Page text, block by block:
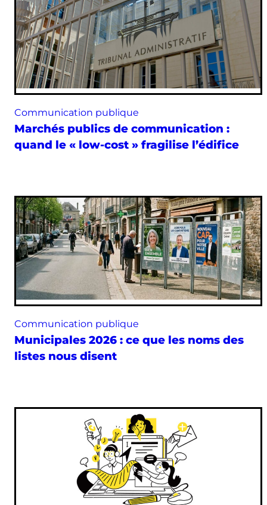
Communication publique
Marchés publics de communication :
quand le « low-cost » fragilise l’édifice
Communication publique
Municipales 2026 : ce que les noms des
listes nous disent